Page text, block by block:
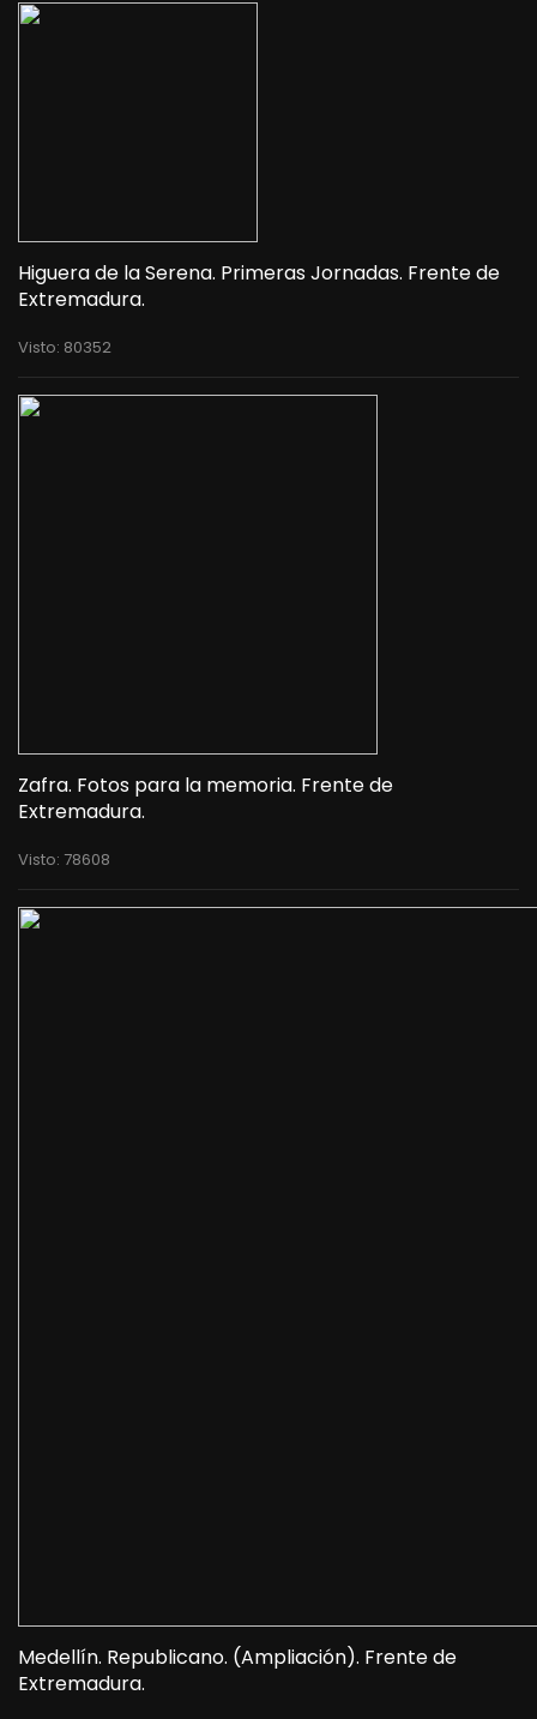
Higuera de la Serena. Primeras Jornadas. Frente de
Extremadura.
Visto: 80352
Zafra. Fotos para la memoria. Frente de
Extremadura.
Visto: 78608
Medellín. Republicano. (Ampliación). Frente de
Extremadura.